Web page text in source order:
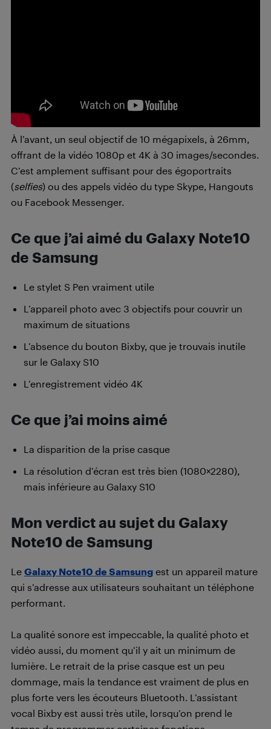
À l’avant, un seul objectif de 10 mégapixels, à 26mm,
offrant de la vidéo 1080p et 4K à 30 images/secondes.
C’est amplement suffisant pour des égoportraits
(selfies) ou des appels vidéo du type Skype, Hangouts
ou Facebook Messenger.
Ce que j’ai aimé du Galaxy Note10
de Samsung
Le stylet S Pen vraiment utile
L’appareil photo avec 3 objectifs pour couvrir un
maximum de situations
L’absence du bouton Bixby, que je trouvais inutile
sur le Galaxy S10
L’enregistrement vidéo 4K
Ce que j’ai moins aimé
La disparition de la prise casque
La résolution d’écran est très bien (1080×2280),
mais inférieure au Galaxy S10
Mon verdict au sujet du Galaxy
Note10 de Samsung
Le Galaxy Note10 de Samsung est un appareil mature
qui s’adresse aux utilisateurs souhaitant un téléphone
performant.
La qualité sonore est impeccable, la qualité photo et
vidéo aussi, du moment qu’il y ait un minimum de
lumière. Le retrait de la prise casque est un peu
dommage, mais la tendance est vraiment de plus en
plus forte vers les écouteurs Bluetooth. L’assistant
vocal Bixby est aussi très utile, lorsqu’on prend le